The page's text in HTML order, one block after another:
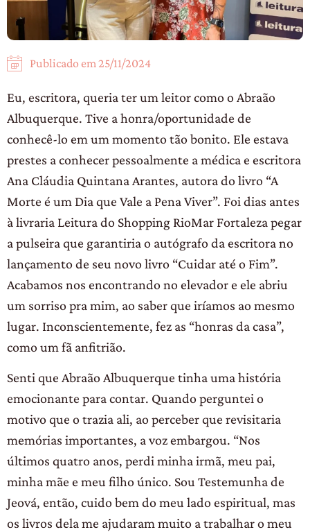
Publicado em 25/11/2024
Eu, escritora, queria ter um leitor como o Abraão
Albuquerque. Tive a honra/oportunidade de
conhecê-lo em um momento tão bonito. Ele estava
prestes a conhecer pessoalmente a médica e escritora
Ana Cláudia Quintana Arantes, autora do livro “A
Morte é um Dia que Vale a Pena Viver”. Foi dias antes
à livraria Leitura do Shopping RioMar Fortaleza pegar
a pulseira que garantiria o autógrafo da escritora no
lançamento de seu novo livro “Cuidar até o Fim”.
Acabamos nos encontrando no elevador e ele abriu
um sorriso pra mim, ao saber que iríamos ao mesmo
lugar. Inconscientemente, fez as “honras da casa”,
como um fã anfitrião.
Senti que Abraão Albuquerque tinha uma história
emocionante para contar. Quando perguntei o
motivo que o trazia ali, ao perceber que revisitaria
memórias importantes, a voz embargou. “Nos
últimos quatro anos, perdi minha irmã, meu pai,
minha mãe e meu filho único. Sou Testemunha de
Jeová, então, cuido bem do meu lado espiritual, mas
os livros dela me ajudaram muito a trabalhar o meu